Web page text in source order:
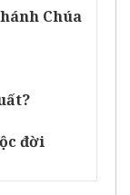
Chúa
đời